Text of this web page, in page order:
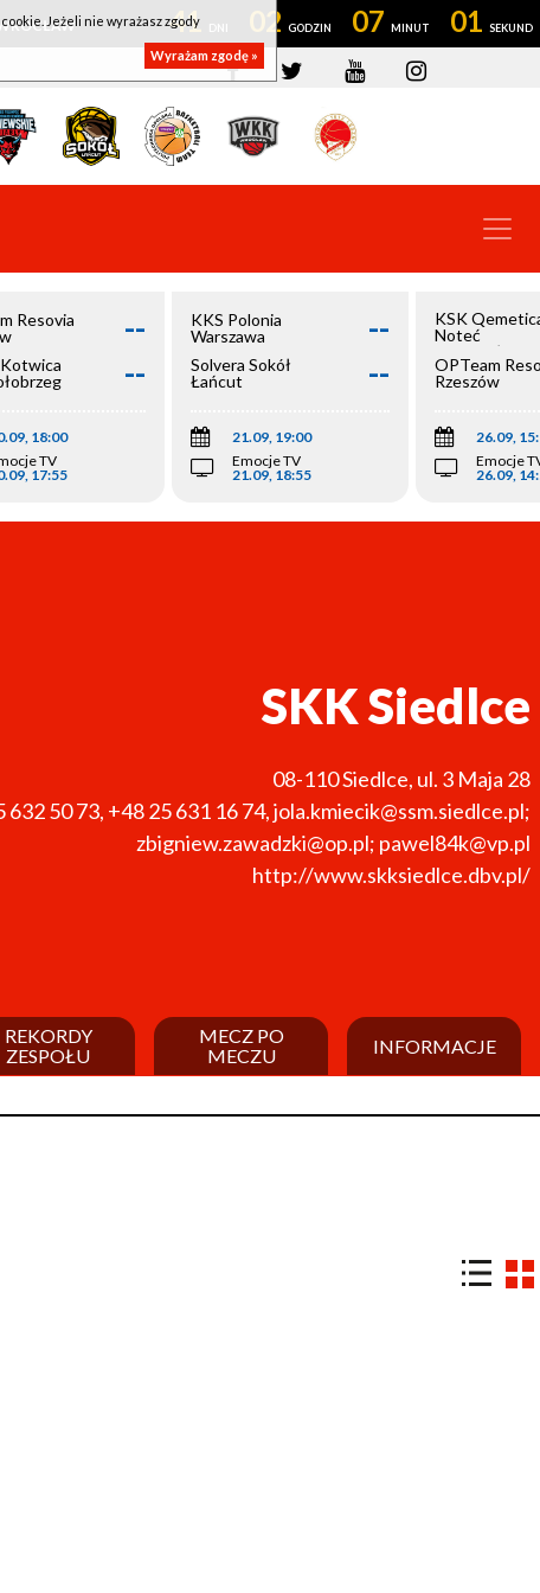
41 02 07 01
Resovia
--
--
18:00
TV
17:55
KKS Polonia
Warszawa
--
Solvera Sokół
Łańcut
--
21.09, 19:00
Emocje TV
21.09, 18:55
KSK
Noteć
Inowrocław
OPTeam
Rzeszów
26.09,
Emocje
26.09,
SKK Siedlce
08-110Siedlce, ul. 3 Maja 28
632 50 73, +48 25 631 16 74,jola.kmiecik@ssm.siedlce.pl;
zbigniew.zawadzki@op.pl; pawel84k@vp.pl
http://www.skksiedlce.dbv.pl/
REKORDY
ZESPOŁU
MECZ PO
MECZU
INFORMACJE
Jeżeli nie wyrażasz zgody
Wyrażam zgodę »